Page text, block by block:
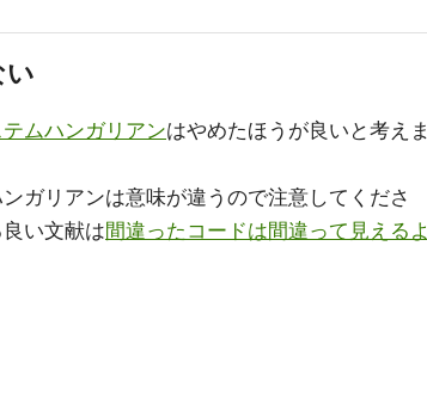
い
テムハンガリアンはやめたほうが良いと考えま
ガリアンは意味が違うので注意してくださ
い文献は間違ったコードは間違って見えるよ